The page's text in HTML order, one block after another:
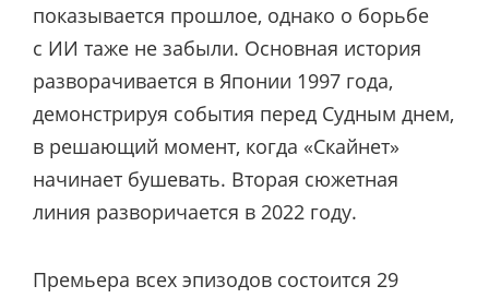
показывается прошлое, однако о борьбе
с ИИ таже не забыли. Основная история
разворачивается в Японии 1997 года,
демонстрируя события перед Судным днем,
в решающий момент, когда «Скайнет»
начинает бушевать. Вторая сюжетная
линия разворичается в 2022 году.
Премьера всех эпизодов состоится 29